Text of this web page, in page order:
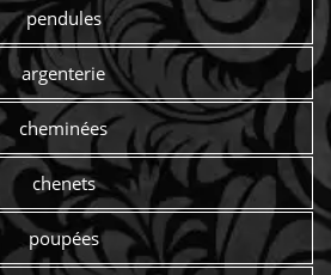
pendules
argenterie
cheminées
chenets
poupées